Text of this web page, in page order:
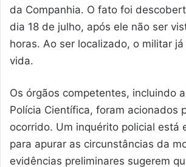
da Companhia. O fato foi
dia 18 de julho, após ele não ser
horas. Ao ser localizado, o militar
vida.
Os órgãos competentes, incluindo
Polícia Científica, foram acionados
ocorrido. Um inquérito policial está
para apurar as circunstâncias da
evidências preliminares sugerem